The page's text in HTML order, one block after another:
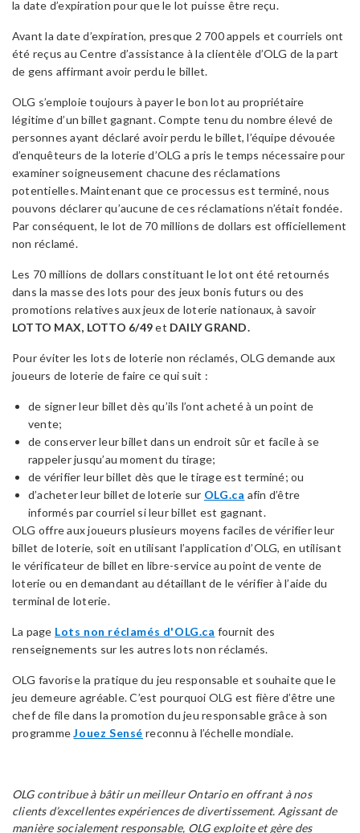
la date d’expiration pour que le lot puisse être reçu.
Avant la date d’expiration, presque 2 700 appels et courriels ont
été reçus au Centre d’assistance à la clientèle d’OLG de la part
de gens affirmant avoir perdu le billet.
OLG s’emploie toujours à payer le bon lot au propriétaire
légitime d’un billet gagnant. Compte tenu du nombre élevé de
personnes ayant déclaré avoir perdu le billet, l’équipe dévouée
d’enquêteurs de la loterie d’OLG a pris le temps nécessaire pour
examiner soigneusement chacune des réclamations
potentielles. Maintenant que ce processus est terminé, nous
pouvons déclarer qu’aucune de ces réclamations n’était fondée.
Par conséquent, le lot de 70 millions de dollars est officiellement
non réclamé.
Les 70 millions de dollars constituant le lot ont été retournés
dans la masse des lots pour des jeux bonis futurs ou des
promotions relatives aux jeux de loterie nationaux, à savoir
LOTTO MAX, LOTTO 6/49et DAILY GRAND.
Pour éviter les lots de loterie non réclamés, OLG demande aux
joueurs de loterie de faire ce qui suit :
de signer leur billet dès qu’ils l’ont acheté à un point de
vente;
de conserver leur billet dans un endroit sûr et facile à se
rappeler jusqu’au moment du tirage;
de vérifier leur billet dès que le tirage est terminé; ou
d’acheter leur billet de loterie sur OLG.ca afin d’être
informés par courriel si leur billet est gagnant.
OLG offre aux joueurs plusieurs moyens faciles de vérifier leur
billet de loterie, soit en utilisant l’application d’OLG, en utilisant
le vérificateur de billet en libre-service au point de vente de
loterie ou en demandant au détaillant de le vérifier à l’aide du
terminal de loterie.
La page Lots non réclamés d'OLG.ca fournit des
renseignements sur les autres lots non réclamés.
OLG favorise la pratique du jeu responsable et souhaite que le
jeu demeure agréable. C’est pourquoi OLG est fière d’être une
chef de file dans la promotion du jeu responsable grâce à son
programmeJouez Sensé reconnu à l’échelle mondiale.
OLG contribue à bâtir un meilleur Ontario en offrant à nos
clients d’excellentes expériences de divertissement. Agissant de
manière socialement responsable, OLG exploite et gère des